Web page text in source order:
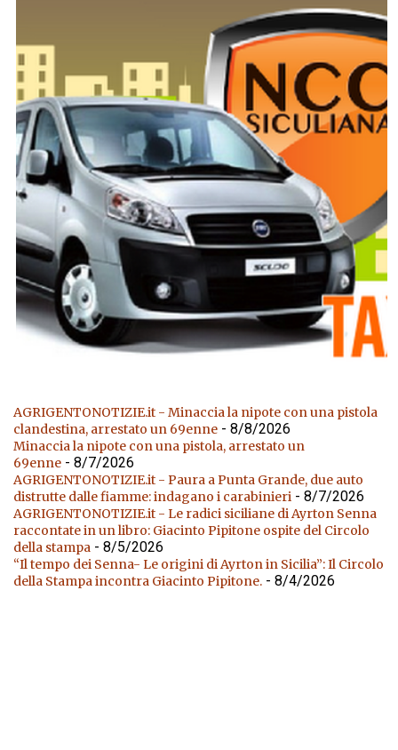
AGRIGENTONOTIZIE.it - Minaccia la nipote con una pistola
clandestina, arrestato un 69enne - 8/8/2026
Minaccia la nipote con una pistola, arrestato un
69enne - 8/7/2026
AGRIGENTONOTIZIE.it - Paura a Punta Grande, due auto
distrutte dalle fiamme: indagano i carabinieri - 8/7/2026
AGRIGENTONOTIZIE.it - Le radici siciliane di Ayrton Senna
raccontate in un libro: Giacinto Pipitone ospite del Circolo
della stampa - 8/5/2026
“Il tempo dei Senna- Le origini di Ayrton in Sicilia”: Il Circolo
della Stampa incontra Giacinto Pipitone. - 8/4/2026